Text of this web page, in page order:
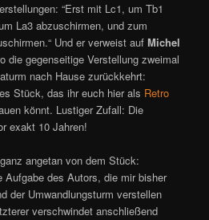
“Erst mit Lc1, um Tb1
La3 abzuschirmen, und zum
Und er verweist aufMichel
die gegenseitige Verstellung zweimal
nach Hause zurückkehrt:
Stück, das ihr euch hier als Retro
könnt. Lustiger Zufall: Die
exakt 10 Jahren!
angetan von dem Stück:
Aufgabe des Autors, die mir bisher
der Umwandlungsturm verstellen
verschwindet anschließend